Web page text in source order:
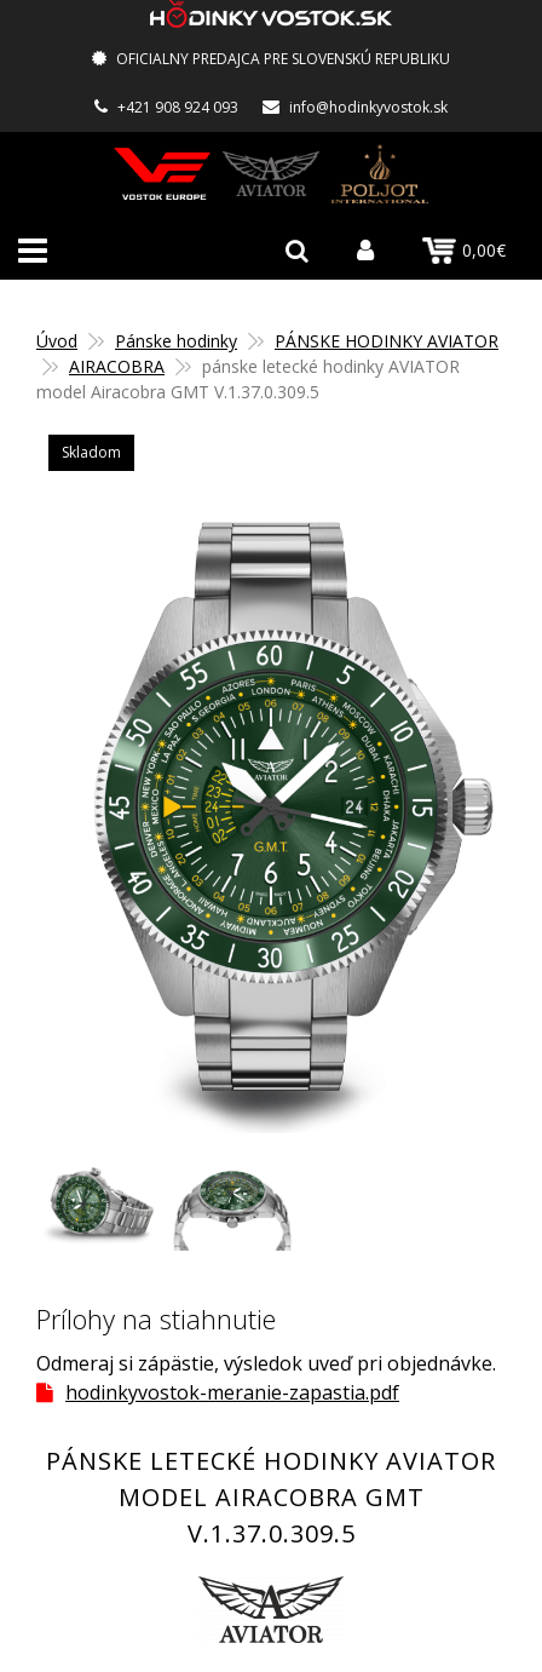
OFICIALNY PREDAJCA PRE SLOVENSKÚ REPUBLIKU
+421 908 924 093 info@hodinkyvostok.sk
0,00€
Úvod Pánske hodinky
PÁNSKE HODINKY AVIATOR
AIRACOBRA
pánske letecké hodinky AVIATOR
model Airacobra GMT V.1.37.0.309.5
Skladom
Prílohy na stiahnutie
Odmeraj si zápästie, výsledok uveď pri objednávke.
hodinkyvostok-meranie-zapastia.pdf
PÁNSKE LETECKÉ HODINKY AVIATOR
MODEL AIRACOBRA GMT
V.1.37.0.309.5